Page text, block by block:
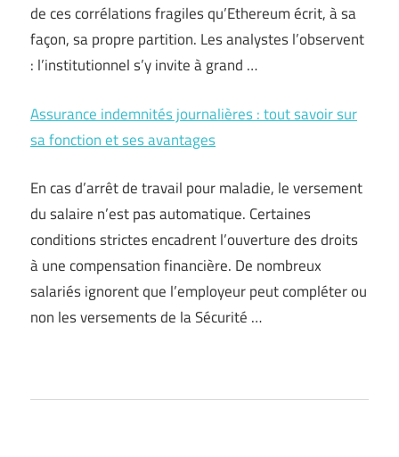
de ces corrélations fragiles qu’Ethereum écrit, à sa
façon, sa propre partition. Les analystes l’observent
: l’institutionnel s’y invite à grand …
Assurance indemnités journalières : tout savoir sur
sa fonction et ses avantages
En cas d’arrêt de travail pour maladie, le versement
du salaire n’est pas automatique. Certaines
conditions strictes encadrent l’ouverture des droits
à une compensation financière. De nombreux
salariés ignorent que l’employeur peut compléter ou
non les versements de la Sécurité …